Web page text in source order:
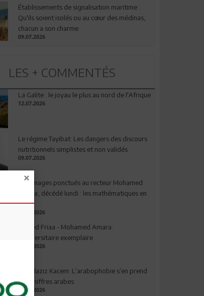
Établissements de signalisation maritime :
Qu'ils soient isolés ou au cœur des médinas,
chacun a son charme
09.07.2026
LES + COMMENTÉS
La Galite : le joyau le plus au nord de l'Afrique
12.07.2026
Le régime Tayibat: Les dangers des discours
nutritionnels simplistes et non validés
09.07.2026
Hommages ponctués au recteur Mohamed
Amara, décédé lundi : les mathématiques en
deuil
03.08.2026
Ahmed Friaa - Mohamed Amara:
l’Universitaire exemplaire
04.08.2026
Abdelaziz Kacem: L’arabophobie s’en prend
aux chiffres arabes
09.07.2026